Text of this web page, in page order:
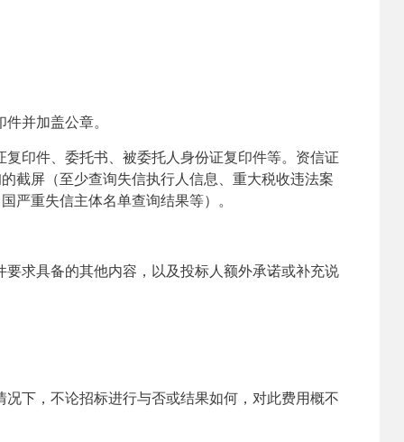
并加盖公章。
印件、委托书、被委托人身份证复印件等。资信证
截屏（至少查询失信执行人信息、重大税收违法案
严重失信主体名单查询结果等）。
要求具备的其他内容， 以及投标人额外承诺或补充说
下，不论招标进行与否或结果如何，对此费用概不